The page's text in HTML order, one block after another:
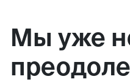
Мы уже